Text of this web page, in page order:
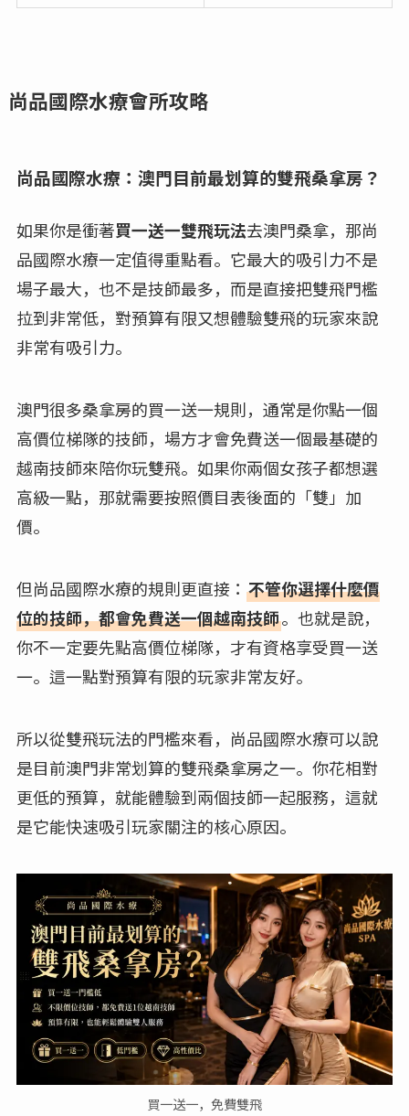
尚品國際水療會所攻略
尚品國際水療：澳門目前最划算的雙飛桑拿房？
如果你是衝著買一送一雙飛玩法去澳門桑拿，那尚
品國際水療一定值得重點看。它最大的吸引力不是
場子最大，也不是技師最多，而是直接把雙飛門檻
拉到非常低，對預算有限又想體驗雙飛的玩家來說
非常有吸引力。
澳門很多桑拿房的買一送一規則，通常是你點一個
高價位梯隊的技師，場方才會免費送一個最基礎的
越南技師來陪你玩雙飛。如果你兩個女孩子都想選
高級一點，那就需要按照價目表後面的「雙」加
價。
但尚品國際水療的規則更直接： 不管你選擇什麼價
位的技師，都會免費送一個越南技師。也就是說，
你不一定要先點高價位梯隊，才有資格享受買一送
一。這一點對預算有限的玩家非常友好。
所以從雙飛玩法的門檻來看，尚品國際水療可以說
是目前澳門非常划算的雙飛桑拿房之一。你花相對
更低的預算，就能體驗到兩個技師一起服務，這就
是它能快速吸引玩家關注的核心原因。
買一送一，免費雙飛